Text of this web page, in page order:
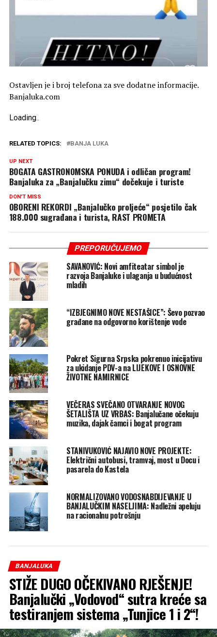
Ostavljen je i broj telefona za sve dodatne informacije.
Banjaluka.com
Loading...
RELATED TOPICS: BANJA LUKA
UP NEXT
BOGATA GASTRONOMSKA PONUDA i odličan program!
Banjaluka za „Banjalučku zimu“ dočekuje i turiste
DON'T MISS
OBORENI REKORDI „Banjalučko proljeće“ posjetilo čak
188.000 sugrađana i turista, RAST PROMETA
PREPORUČUJEMO
SAVANOVIĆ: Novi amfiteatar simbol je
razvoja Banjaluke i ulaganja u budućnost
mladih
“IZBJEGNIMO NOVE NESTAŠICE”: Ševo pozvao
građane na odgovorno korištenje vode
Pokret Sigurna Srpska pokrenuo inicijativu
za ukidanje PDV-a na LIJEKOVE I OSNOVNE
ŽIVOTNE NAMIRNICE
VEČERAS SVEČANO OTVARANJE NOVOG
ŠETALIŠTA UZ VRBAS: Banjalučane očekuju
muzika, dajak čamci i bogat program
STANIVUKOVIĆ NAJAVIO NOVE PROJEKTE:
Električni autobusi, tramvaj, most u Docu i
pasarela do Kastela
NORMALIZOVANO VODOSNABDIJEVANJE U
BANJALUČKIM NASELJIMA: Nadležni apeluju
na racionalnu potrošnju
BANJALUKA
STIŽE DUGO OČEKIVANO RJEŠENJE!
Banjalučki „Vodovod“ sutra kreće sa
testiranjem sistema „Tunjice 1 i 2“!